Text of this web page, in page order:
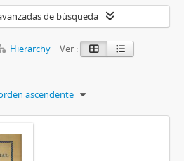
de búsqueda
Hierarchy
Ver :
ascendente